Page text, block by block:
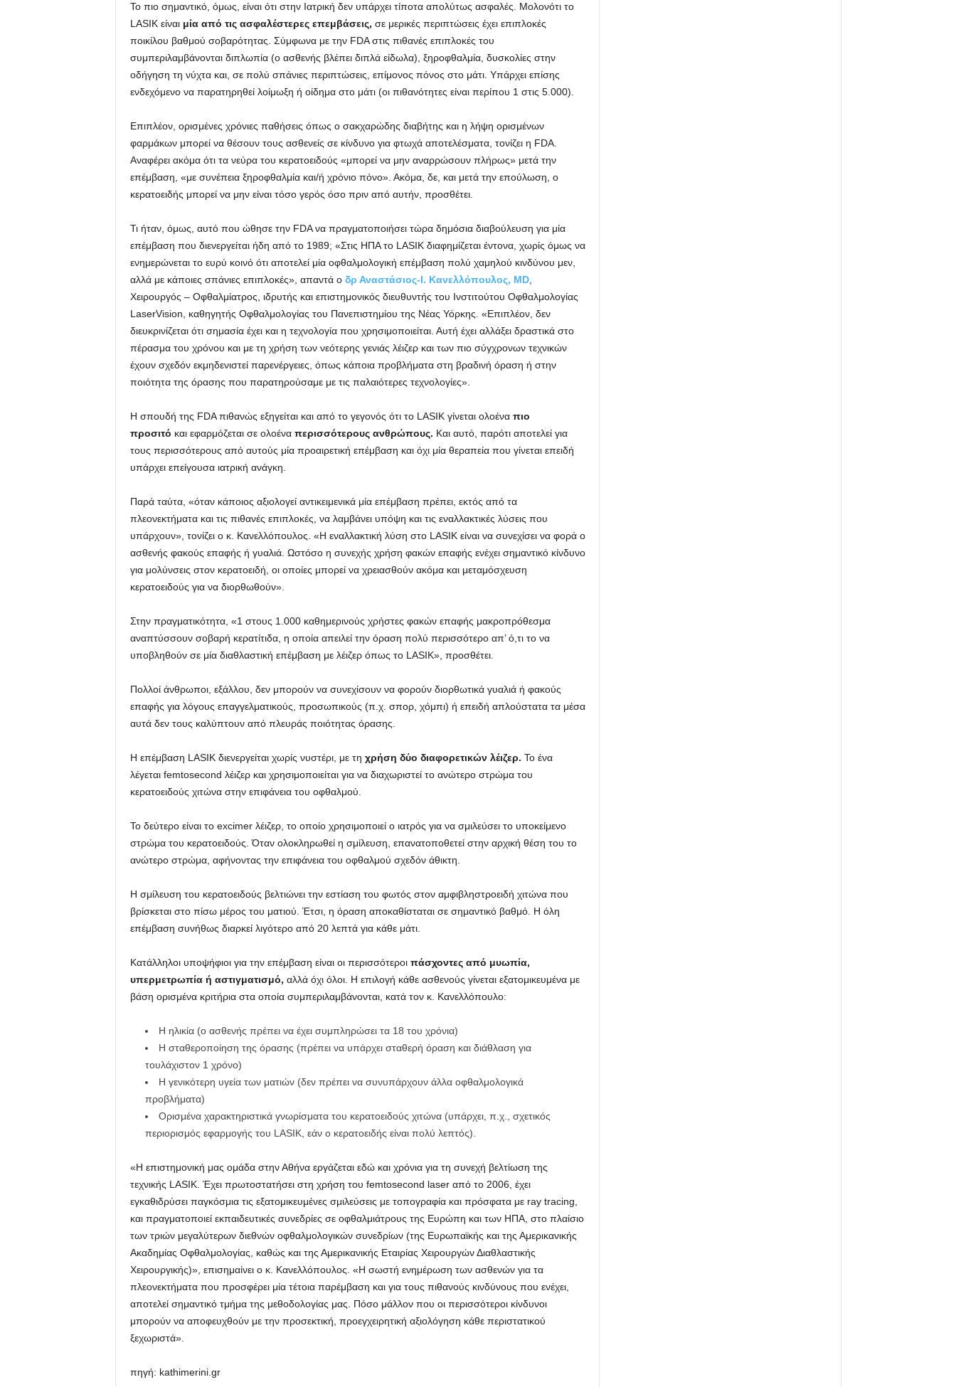
Το πιο σημαντικό, όμως, είναι ότι στην Ιατρική δεν υπάρχει τίποτα απολύτως ασφαλές. Μολονότι το
LASIK είναι μία από τις ασφαλέστερες επεμβάσεις, σε μερικές περιπτώσεις έχει επιπλοκές
ποικίλου βαθμού σοβαρότητας. Σύμφωνα με την FDA στις πιθανές επιπλοκές του
συμπεριλαμβάνονται διπλωπία (ο ασθενής βλέπει διπλά είδωλα), ξηροφθαλμία, δυσκολίες στην
οδήγηση τη νύχτα και, σε πολύ σπάνιες περιπτώσεις, επίμονος πόνος στο μάτι. Υπάρχει επίσης
ενδεχόμενο να παρατηρηθεί λοίμωξη ή οίδημα στο μάτι (οι πιθανότητες είναι περίπου 1 στις 5.000).
Επιπλέον, ορισμένες χρόνιες παθήσεις όπως ο σακχαρώδης διαβήτης και η λήψη ορισμένων
φαρμάκων μπορεί να θέσουν τους ασθενείς σε κίνδυνο για φτωχά αποτελέσματα, τονίζει η FDA.
Αναφέρει ακόμα ότι τα νεύρα του κερατοειδούς «μπορεί να μην αναρρώσουν πλήρως» μετά την
επέμβαση, «με συνέπεια ξηροφθαλμία και/ή χρόνιο πόνο». Ακόμα, δε, και μετά την επούλωση, ο
κερατοειδής μπορεί να μην είναι τόσο γερός όσο πριν από αυτήν, προσθέτει.
Τι ήταν, όμως, αυτό που ώθησε την FDA να πραγματοποιήσει τώρα δημόσια διαβούλευση για μία
επέμβαση που διενεργείται ήδη από το 1989; «Στις ΗΠΑ το LASIK διαφημίζεται έντονα, χωρίς όμως να
ενημερώνεται το ευρύ κοινό ότι αποτελεί μία οφθαλμολογική επέμβαση πολύ χαμηλού κινδύνου μεν,
αλλά με κάποιες σπάνιες επιπλοκές», απαντά ο δρ Αναστάσιος-Ι. Κανελλόπουλος, MD,
Χειρουργός – Οφθαλμίατρος, ιδρυτής και επιστημονικός διευθυντής του Ινστιτούτου Οφθαλμολογίας
LaserVision, καθηγητής Οφθαλμολογίας του Πανεπιστημίου της Νέας Υόρκης. «Επιπλέον, δεν
διευκρινίζεται ότι σημασία έχει και η τεχνολογία που χρησιμοποιείται. Αυτή έχει αλλάξει δραστικά στο
πέρασμα του χρόνου και με τη χρήση των νεότερης γενιάς λέιζερ και των πιο σύγχρονων τεχνικών
έχουν σχεδόν εκμηδενιστεί παρενέργειες, όπως κάποια προβλήματα στη βραδινή όραση ή στην
ποιότητα της όρασης που παρατηρούσαμε με τις παλαιότερες τεχνολογίες».
Η σπουδή της FDA πιθανώς εξηγείται και από το γεγονός ότι το LASIK γίνεται ολοένα πιο
προσιτό και εφαρμόζεται σε ολοέναπερισσότερους ανθρώπους. Και αυτό, παρότι αποτελεί για
τους περισσότερους από αυτούς μία προαιρετική επέμβαση και όχι μία θεραπεία που γίνεται επειδή
υπάρχει επείγουσα ιατρική ανάγκη.
Παρά ταύτα, «όταν κάποιος αξιολογεί αντικειμενικά μία επέμβαση πρέπει, εκτός από τα
πλεονεκτήματα και τις πιθανές επιπλοκές, να λαμβάνει υπόψη και τις εναλλακτικές λύσεις που
υπάρχουν», τονίζει ο κ. Κανελλόπουλος. «Η εναλλακτική λύση στο LASIK είναι να συνεχίσει να φορά ο
ασθενής φακούς επαφής ή γυαλιά. Ωστόσο η συνεχής χρήση φακών επαφής ενέχει σημαντικό κίνδυνο
για μολύνσεις στον κερατοειδή, οι οποίες μπορεί να χρειασθούν ακόμα και μεταμόσχευση
κερατοειδούς για να διορθωθούν».
Στην πραγματικότητα, «1 στους 1.000 καθημερινούς χρήστες φακών επαφής μακροπρόθεσμα
αναπτύσσουν σοβαρή κερατίτιδα, η οποία απειλεί την όραση πολύ περισσότερο απ’ ό,τι το να
υποβληθούν σε μία διαθλαστική επέμβαση με λέιζερ όπως το LASIK», προσθέτει.
Πολλοί άνθρωποι, εξάλλου, δεν μπορούν να συνεχίσουν να φορούν διορθωτικά γυαλιά ή φακούς
επαφής για λόγους επαγγελματικούς, προσωπικούς (π.χ. σπορ, χόμπι) ή επειδή απλούστατα τα μέσα
αυτά δεν τους καλύπτουν από πλευράς ποιότητας όρασης.
Η επέμβαση LASIK διενεργείται χωρίς νυστέρι, με τη χρήση δύο διαφορετικών λέιζερ. Το ένα
λέγεται femtosecond λέιζερ και χρησιμοποιείται για να διαχωριστεί το ανώτερο στρώμα του
κερατοειδούς χιτώνα στην επιφάνεια του οφθαλμού.
Το δεύτερο είναι το excimer λέιζερ, το οποίο χρησιμοποιεί ο ιατρός για να σμιλεύσει το υποκείμενο
στρώμα του κερατοειδούς. Όταν ολοκληρωθεί η σμίλευση, επανατοποθετεί στην αρχική θέση του το
ανώτερο στρώμα, αφήνοντας την επιφάνεια του οφθαλμού σχεδόν άθικτη.
Η σμίλευση του κερατοειδούς βελτιώνει την εστίαση του φωτός στον αμφιβληστροειδή χιτώνα που
βρίσκεται στο πίσω μέρος του ματιού. Έτσι, η όραση αποκαθίσταται σε σημαντικό βαθμό. Η όλη
επέμβαση συνήθως διαρκεί λιγότερο από 20 λεπτά για κάθε μάτι.
Κατάλληλοι υποψήφιοι για την επέμβαση είναι οι περισσότεροι πάσχοντες από μυωπία,
υπερμετρωπία ή αστιγματισμό, αλλά όχι όλοι. Η επιλογή κάθε ασθενούς γίνεται εξατομικευμένα με
βάση ορισμένα κριτήρια στα οποία συμπεριλαμβάνονται, κατά τον κ. Κανελλόπουλο:
Η ηλικία (ο ασθενής πρέπει να έχει συμπληρώσει τα 18 του χρόνια)
Η σταθεροποίηση της όρασης (πρέπει να υπάρχει σταθερή όραση και διάθλαση για
τουλάχιστον 1 χρόνο)
Η γενικότερη υγεία των ματιών (δεν πρέπει να συνυπάρχουν άλλα οφθαλμολογικά
προβλήματα)
Ορισμένα χαρακτηριστικά γνωρίσματα του κερατοειδούς χιτώνα (υπάρχει, π.χ., σχετικός
περιορισμός εφαρμογής του LASIK, εάν ο κερατοειδής είναι πολύ λεπτός).
«Η επιστημονική μας ομάδα στην Αθήνα εργάζεται εδώ και χρόνια για τη συνεχή βελτίωση της
τεχνικής LASIK. Έχει πρωτοστατήσει στη χρήση του femtosecond laser από το 2006, έχει
εγκαθιδρύσει παγκόσμια τις εξατομικευμένες σμιλεύσεις με τοπογραφία και πρόσφατα με ray tracing,
και πραγματοποιεί εκπαιδευτικές συνεδρίες σε οφθαλμιάτρους της Ευρώπη και των ΗΠΑ, στο πλαίσιο
των τριών μεγαλύτερων διεθνών οφθαλμολογικών συνεδρίων (της Ευρωπαϊκής και της Αμερικανικής
Ακαδημίας Οφθαλμολογίας, καθώς και της Αμερικανικής Εταιρίας Χειρουργών Διαθλαστικής
Χειρουργικής)», επισημαίνει ο κ. Κανελλόπουλος. «Η σωστή ενημέρωση των ασθενών για τα
πλεονεκτήματα που προσφέρει μία τέτοια παρέμβαση και για τους πιθανούς κινδύνους που ενέχει,
αποτελεί σημαντικό τμήμα της μεθοδολογίας μας. Πόσο μάλλον που οι περισσότεροι κίνδυνοι
μπορούν να αποφευχθούν με την προσεκτική, προεγχειρητική αξιολόγηση κάθε περιστατικού
ξεχωριστά».
πηγή: kathimerini.gr